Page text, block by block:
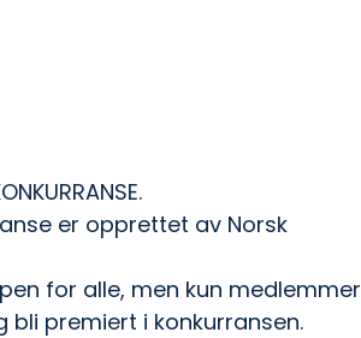
er opprettet av Norsk
for alle, men kun medlemmer
bli premiert i konkurransen.